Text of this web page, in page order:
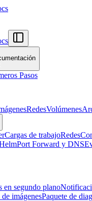
Pasos
RedesVolúmenes
Cargas de trabajoRedes
Port Forward y DNS
en segundo plano
imágenesPaquete de